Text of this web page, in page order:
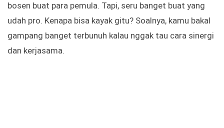
bosen buat para pemula. Tapi, seru banget buat yang
udah pro. Kenapa bisa kayak gitu? Soalnya, kamu bakal
gampang banget terbunuh kalau nggak tau cara sinergi
dan kerjasama.